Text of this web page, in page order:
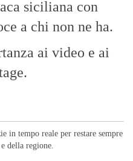
e della regione.
e alle loro istanze.
CONTACT US